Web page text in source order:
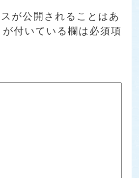
が公開されることはあ
が付いている欄は必須項